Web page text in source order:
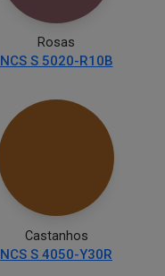
Rosas
NCS S 5020-R10B
Castanhos
NCS S 4050-Y30R